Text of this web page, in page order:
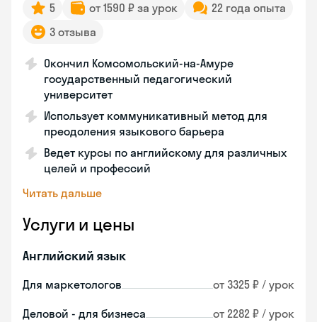
5 от 1590 ₽ за урок
22 года опыта
3 отзыва
Окончил Комсомольский-на-Амуре
государственный педагогический
университет
Использует коммуникативный метод для
преодоления языкового барьера
Ведет курсы по английскому для различных
целей и профессий
Читать дальше
Услуги и цены
Английский язык
Для маркетологов от 3325 ₽ / урок
Деловой - для бизнеса от 2282 ₽ / урок